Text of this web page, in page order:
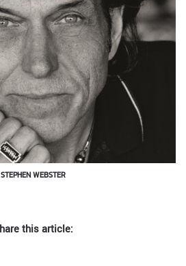
STEPHEN WEBSTER
this article: